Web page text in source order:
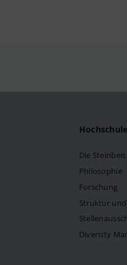
Hochschule
Die
Philosophie
Forschung
Struktur
Diversity